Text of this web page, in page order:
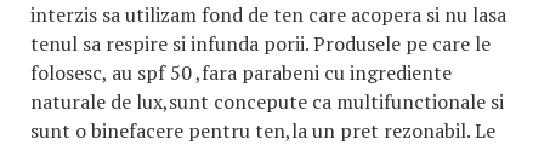
interzis sa utilizam fond de ten care acopera si nu lasa
tenul sa respire si infunda porii. Produsele pe care le
folosesc, au spf 50 ,fara parabeni cu ingrediente
naturale de lux,sunt concepute ca multifunctionale si
sunt o binefacere pentru ten,la un pret rezonabil. Le